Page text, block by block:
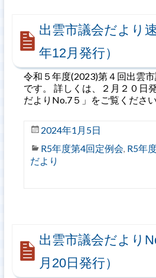
出雲市議会だより
年12月発行）
令和５年度(2023)第４回出雲
です。 詳しくは、２月２０日
だよりNo.7５」をご覧くださ
2024年1月5日
R5年度第4回定例会, R5年
だより
出雲市議会だより
月20日発行）